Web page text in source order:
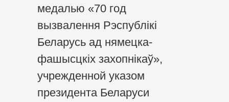
медалью «70 год
вызвалення Рэспублiкi
Беларусь ад нямецка-
фашысцкiх захопнiкаў»,
учрежденной указом
президента Беларуси